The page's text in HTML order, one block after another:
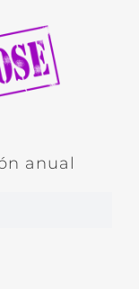
anual